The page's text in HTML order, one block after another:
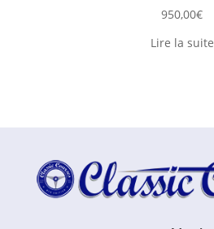
950,00€
Lire la suite